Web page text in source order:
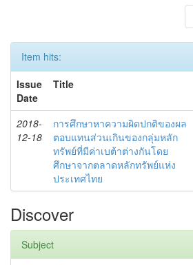
Item hits:
Issue
Date
Title
2018-
12-18
การศึกษาหาความผิดปกติของผล
ตอบแทนส่วนเกินของกลุ่มหลัก
ทรัพย์ที่มีค่าเบต้าต่างกันโดย
ศึกษาจากตลาดหลักทรัพย์แห่ง
ประเทศไทย
Discover
Subject